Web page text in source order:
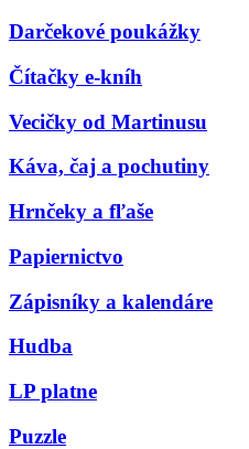
Darčekové poukážky
Čítačky e-kníh
Vecičky od Martinusu
Káva, čaj a pochutiny
Hrnčeky a fľaše
Papiernictvo
Zápisníky a kalendáre
Hudba
LP platne
Puzzle